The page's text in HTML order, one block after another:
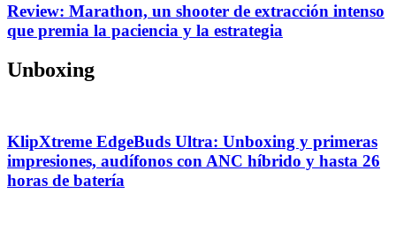
Review: Marathon, un shooter de extracción intenso
que premia la paciencia y la estrategia
Unboxing
KlipXtreme EdgeBuds Ultra: Unboxing y primeras
impresiones, audífonos con ANC híbrido y hasta 26
horas de batería